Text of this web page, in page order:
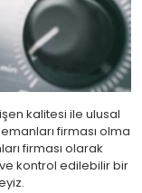
kalitesi ile ulusal
firması olma
firması olarak
kontrol edilebilir bir